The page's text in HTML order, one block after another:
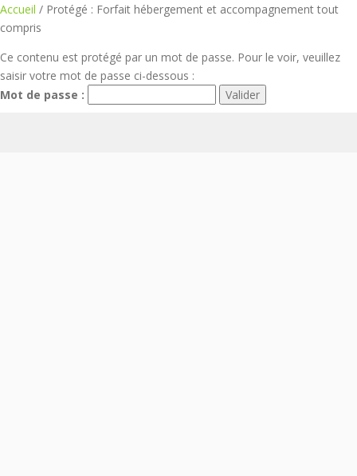
Aller
Accueil / Protégé : Forfait hébergement et accompagnement tout
compris
Ce contenu est protégé par un mot de passe. Pour le voir, veuillez
saisir votre mot de passe ci-dessous :
Mot de passe :